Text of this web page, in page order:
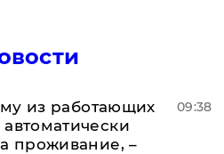
из работающих
проживание, –
09:38